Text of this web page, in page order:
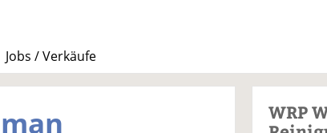
Jobs / Verkäufe
WRP